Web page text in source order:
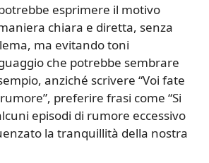
esprimere il motivo
chiara e diretta, senza
ma evitando toni
che potrebbe sembrare
anziché scrivere “Voi fate
preferire frasi come “Si
episodi di rumore eccessivo
la tranquillità della nostra